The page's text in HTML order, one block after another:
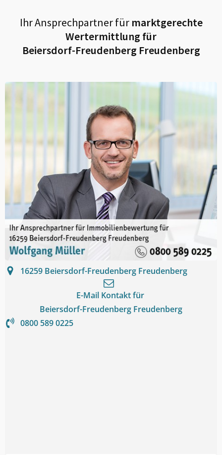
Ihr Ansprechpartner fürmarktgerechte
Wertermittlung für
Beiersdorf-Freudenberg Freudenberg
16259 Beiersdorf-Freudenberg Freudenberg
E-Mail Kontakt für
Beiersdorf-Freudenberg Freudenberg
0800 589 0225